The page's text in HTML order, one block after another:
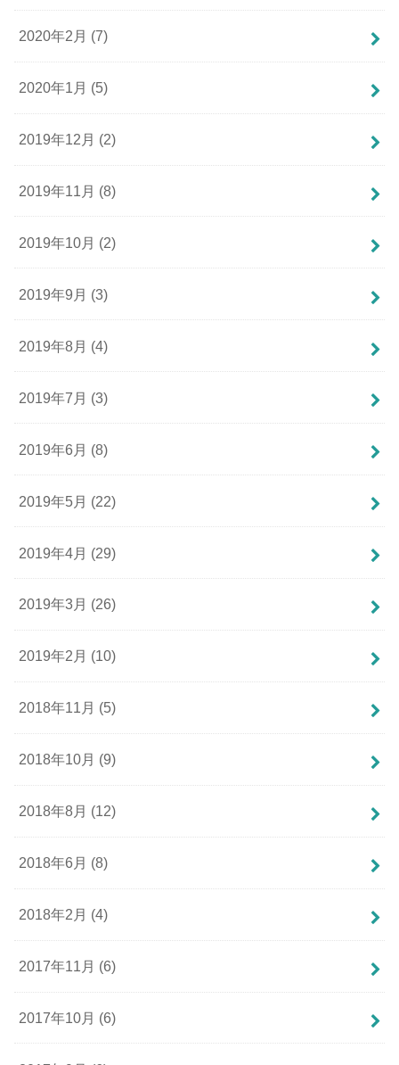
2020年2月 (7)
2020年1月 (5)
2019年12月 (2)
2019年11月 (8)
2019年10月 (2)
2019年9月 (3)
2019年8月 (4)
2019年7月 (3)
2019年6月 (8)
2019年5月 (22)
2019年4月 (29)
2019年3月 (26)
2019年2月 (10)
2018年11月 (5)
2018年10月 (9)
2018年8月 (12)
2018年6月 (8)
2018年2月 (4)
2017年11月 (6)
2017年10月 (6)